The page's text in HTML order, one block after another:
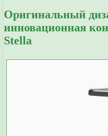
Оригинальный
инновационная
Stella